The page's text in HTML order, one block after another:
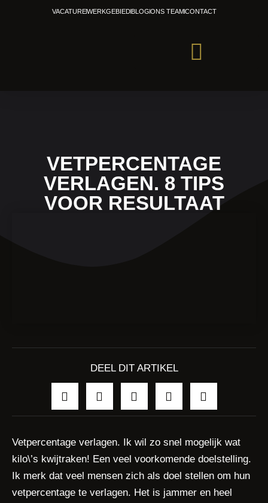
VACATUREWERKGEBIEDBLOGONS TEAMCONTACT
VETPERCENTAGE
VERLAGEN. 8 TIPS
VOOR RESULTAAT
DEEL DIT ARTIKEL
Vetpercentage verlagen. Ik wil zo snel mogelijk wat
kilo\’s kwijtraken! Een veel voorkomende doelstelling.
Ik merk dat veel mensen zich als doel stellen om hun
vetpercentage te verlagen. Het is jammer en heel